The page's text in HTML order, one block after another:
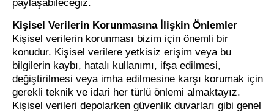
paylaşabileceğiz.
Kişisel Verilerin Korunmasına İlişkin Önlemler
Kişisel verilerin korunması bizim için önemli bir
konudur. Kişisel verilere yetkisiz erişim veya bu
bilgilerin kaybı, hatalı kullanımı, ifşa edilmesi,
değiştirilmesi veya imha edilmesine karşı korumak için
gerekli teknik ve idari her türlü önlemi almaktayız.
Kişisel verileri depolarken güvenlik duvarları gibi genel